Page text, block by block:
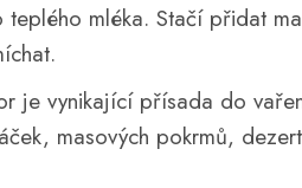
mléka. Stačí přidat
je vynikající přísada do
masových pokrmů,